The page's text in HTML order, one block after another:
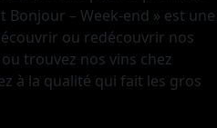
Bonjour – Week-end » est une
ou redécouvrir nos
trouvez nos vins chez
à la qualité qui fait les gros